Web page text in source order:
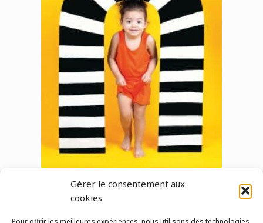
Gérer le consentement aux
cookies